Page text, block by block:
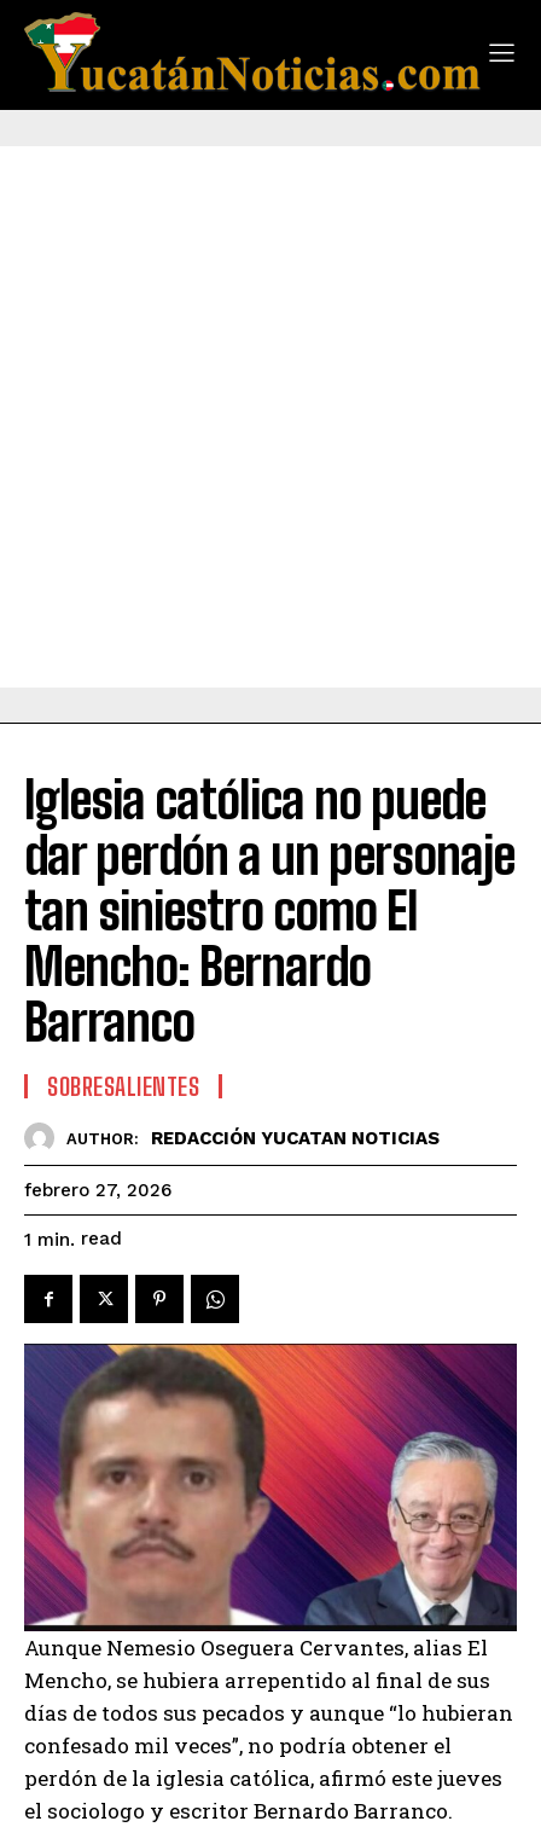
Iglesia católica no puede
dar perdón a un personaje
tan siniestro como El
Mencho: Bernardo
Barranco
SOBRESALIENTES
AUTHOR: REDACCIÓN YUCATAN NOTICIAS
febrero 27, 2026
1 min. read
Aunque Nemesio Oseguera Cervantes, alias El
Mencho, se hubiera arrepentido al final de sus
días de todos sus pecados y aunque “lo hubieran
confesado mil veces”, no podría obtener el
perdón de la iglesia católica, afirmó este jueves
el sociologo y escritor Bernardo Barranco.